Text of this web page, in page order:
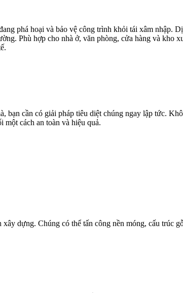
phá hoại và bảo vệ công trình khỏi tái xâm nhập.
Phù hợp cho nhà ở, văn phòng, cửa hàng và kho
cần có giải pháp tiêu diệt chúng ngay lập tức.
cách an toàn và hiệu quả.
dựng. Chúng có thể tấn công nền móng, cấu trúc